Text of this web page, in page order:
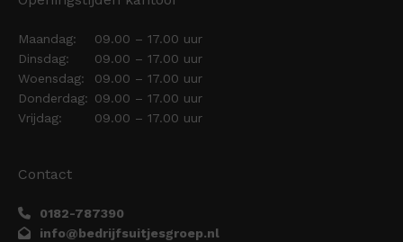
Maandag:
09.00 – 17.00 uur
Dinsdag:
09.00 – 17.00 uur
Woensdag:
09.00 – 17.00 uur
Donderdag: 09.00 – 17.00 uur
Vrijdag:
09.00 – 17.00 uur
Contact
0182-787390
info@bedrijfsuitjesgroep.nl